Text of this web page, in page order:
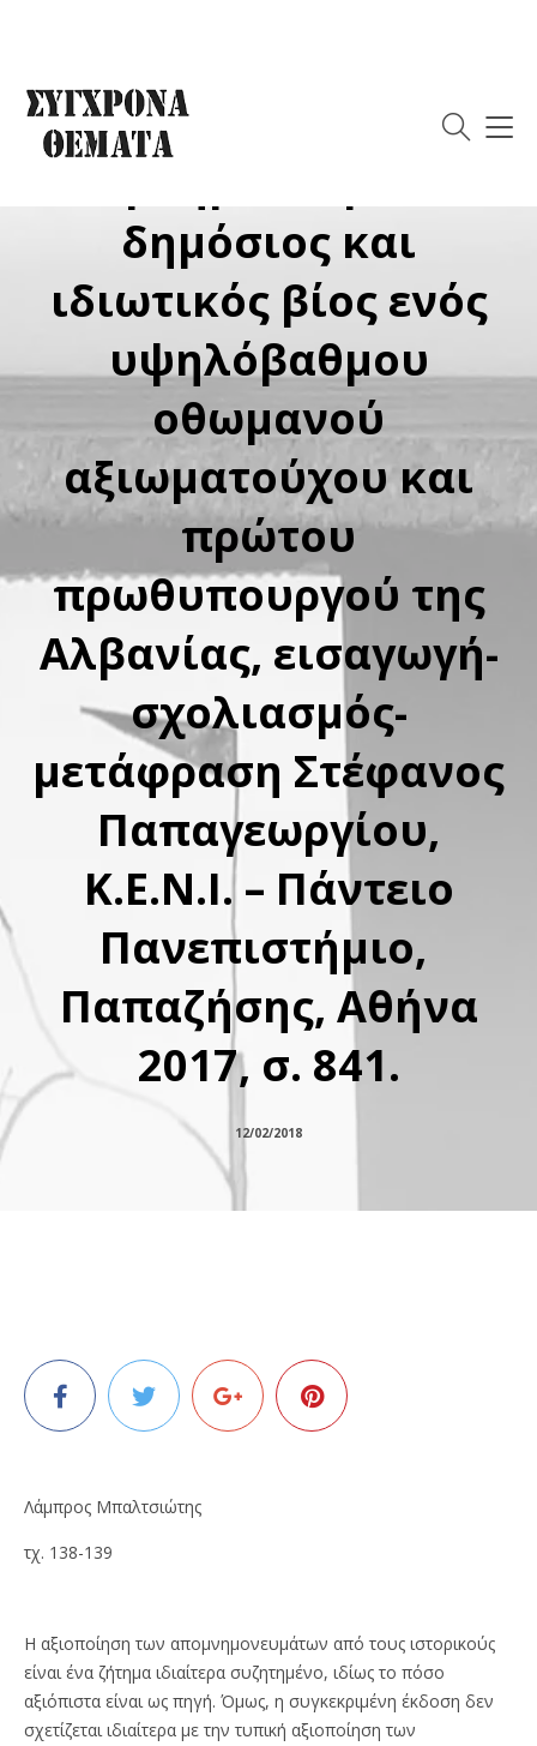
Κεμάλ Μπέη Βλόρα,
δημόσιος και
ιδιωτικός βίος ενός
υψηλόβαθμου
οθωμανού
αξιωματούχου και
πρώτου
πρωθυπουργού της
Αλβανίας, εισαγωγή-
σχολιασμός-
μετάφραση Στέφανος
Παπαγεωργίου,
Κ.Ε.Ν.Ι. – Πάντειο
Πανεπιστήμιο,
Παπαζήσης, Αθήνα
2017, σ. 841.
12/02/2018
Λάμπρος Μπαλτσιώτης
τχ. 138-139
Η αξιοποίηση των απομνημονευμάτων από τους ιστορικούς
είναι ένα ζήτημα ιδιαίτερα συζητημένο, ιδίως το πόσο
αξιόπιστα είναι ως πηγή. Όμως, η συγκεκριμένη έκδοση δεν
σχετίζεται ιδιαίτερα με την τυπική αξιοποίηση των